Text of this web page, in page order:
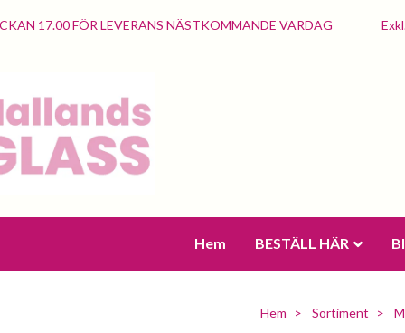
17.00 FÖR LEVERANS NÄSTKOMMANDE VARDAG
Hem BESTÄLL HÄR
Hem Sortiment